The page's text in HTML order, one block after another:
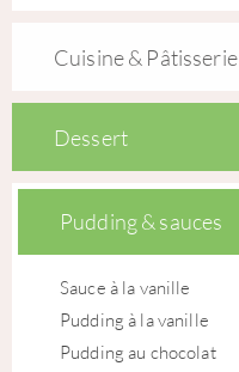
Cuisine & Pâtisserie
Dessert
Pudding & sauces
Sauce à la vanille
Pudding à la vanille
Pudding au chocolat